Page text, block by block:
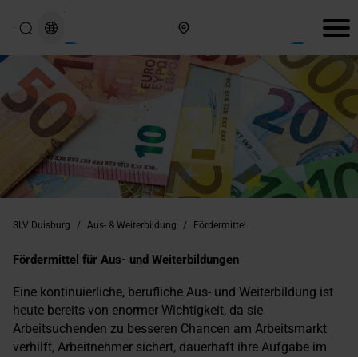
SLV Duisburg / Aus- & Weiterbildung / Fördermittel
Fördermittel für Aus- und Weiterbildungen
Eine kontinuierliche, berufliche Aus- und Weiterbildung ist
heute bereits von enormer Wichtigkeit, da sie
Arbeitsuchenden zu besseren Chancen am Arbeitsmarkt
verhilft, Arbeitnehmer sichert, dauerhaft ihre Aufgabe im